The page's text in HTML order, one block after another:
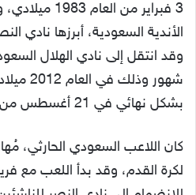
3 فبراير من
الأندية السعودية، أبرزها نادي
شهور
بشكل نهائي في 21 أغسطس من العام 2013 ميلادي.
كان اللاعب السعودي الحارثي،
لكرة القدم، وقد بدأ اللعب مع